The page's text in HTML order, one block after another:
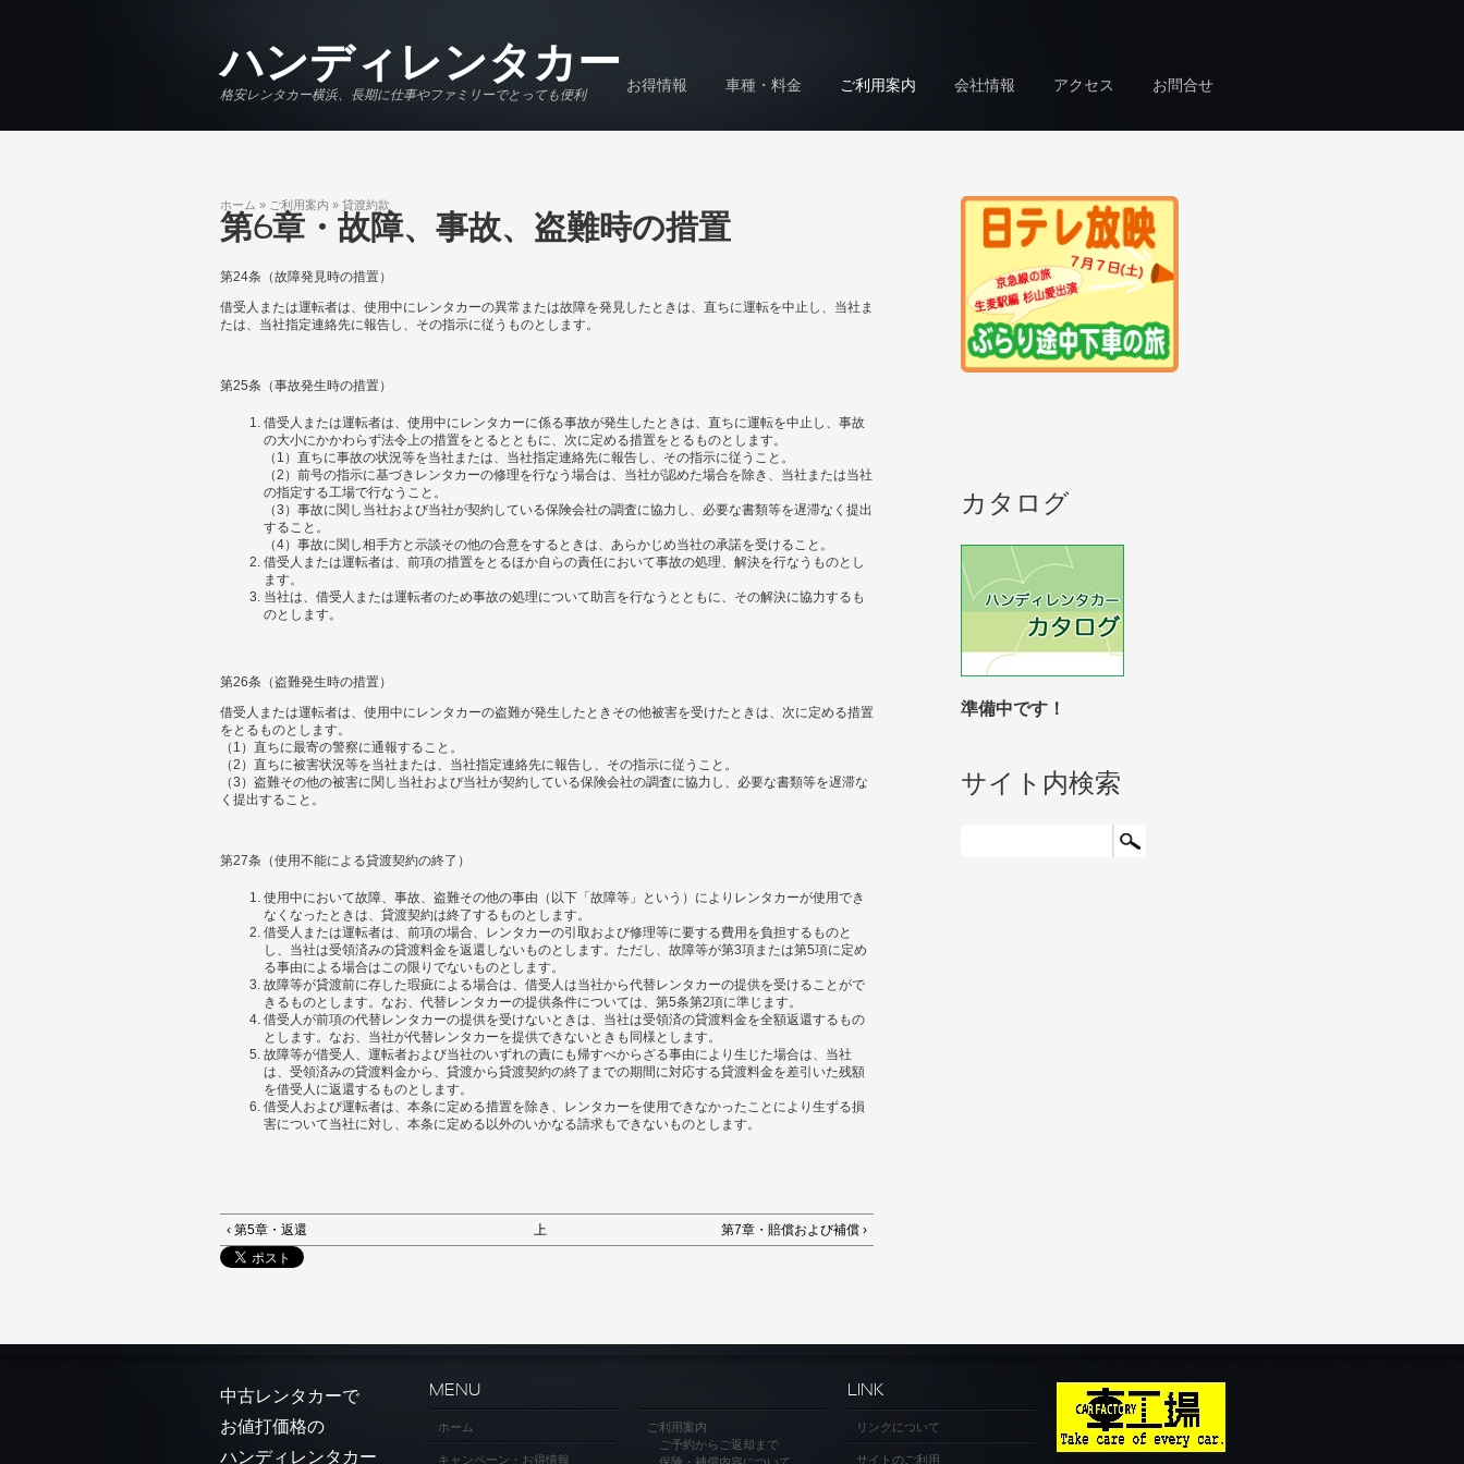
ハンディレンタカー
格安レンタカー横浜、長期に仕事やファミリーでとっても便利
お得情報 車種・料金 ご利用案内 会社情報 アクセス お問合せ
現在地
ホーム » ご利用案内 » 貸渡約款
第6章・故障、事故、盗難時の措置
第24条（故障発見時の措置）
借受人または運転者は、使用中にレンタカーの異常または故障を発見したときは、直ちに運転を中止し、当社ま
たは、当社指定連絡先に報告し、その指示に従うものとします。
第25条（事故発生時の措置）
借受人または運転者は、使用中にレンタカーに係る事故が発生したときは、直ちに運転を中止し、事故
の大小にかかわらず法令上の措置をとるとともに、次に定める措置をとるものとします。
（1）直ちに事故の状況等を当社または、当社指定連絡先に報告し、その指示に従うこと。
（2）前号の指示に基づきレンタカーの修理を行なう場合は、当社が認めた場合を除き、当社または当社
の指定する工場で行なうこと。
（3）事故に関し当社および当社が契約している保険会社の調査に協力し、必要な書類等を遅滞なく提出
すること。
（4）事故に関し相手方と示談その他の合意をするときは、あらかじめ当社の承諾を受けること。
借受人または運転者は、前項の措置をとるほか自らの責任において事故の処理、解決を行なうものとし
ます。
当社は、借受人または運転者のため事故の処理について助言を行なうとともに、その解決に協力するも
のとします。
第26条（盗難発生時の措置）
借受人または運転者は、使用中にレンタカーの盗難が発生したときその他被害を受けたときは、次に定める措置
をとるものとします。
（1）直ちに最寄の警察に通報すること。
（2）直ちに被害状況等を当社または、当社指定連絡先に報告し、その指示に従うこと。
（3）盗難その他の被害に関し当社および当社が契約している保険会社の調査に協力し、必要な書類等を遅滞な
く提出すること。
第27条（使用不能による貸渡契約の終了）
使用中において故障、事故、盗難その他の事由（以下「故障等」という）によりレンタカーが使用でき
なくなったときは、貸渡契約は終了するものとします。
借受人または運転者は、前項の場合、レンタカーの引取および修理等に要する費用を負担するものと
し、当社は受領済みの貸渡料金を返還しないものとします。ただし、故障等が第3項または第5項に定め
る事由による場合はこの限りでないものとします。
故障等が貸渡前に存した瑕疵による場合は、借受人は当社から代替レンタカーの提供を受けることがで
きるものとします。なお、代替レンタカーの提供条件については、第5条第2項に準じます。
借受人が前項の代替レンタカーの提供を受けないときは、当社は受領済の貸渡料金を全額返還するもの
とします。なお、当社が代替レンタカーを提供できないときも同様とします。
故障等が借受人、運転者および当社のいずれの責にも帰すべからざる事由により生じた場合は、当社
は、受領済みの貸渡料金から、貸渡から貸渡契約の終了までの期間に対応する貸渡料金を差引いた残額
を借受人に返還するものとします。
借受人および運転者は、本条に定める措置を除き、レンタカーを使用できなかったことにより生ずる損
害について当社に対し、本条に定める以外のいかなる請求もできないものとします。
‹ 第5章・返還 上 第7章・賠償および補償 ›
カタログ
準備中です！
サイト内検索
中古レンタカーで
お値打価格の
ハンディレンタカー
MENU
ホーム
キャンペーン・お得情報
ご利用案内
ご予約からご返却まで
LINK
リンクについて
サイトのご利用